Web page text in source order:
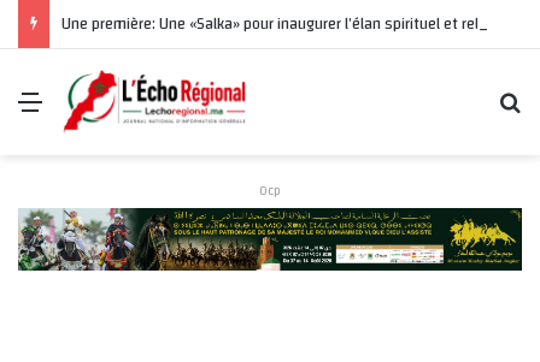
Une première: Une «Salka» pour inaugurer l’élan spirituel et religieux du Moussem Moulay Abdallah Amghar
Menu
Ocp